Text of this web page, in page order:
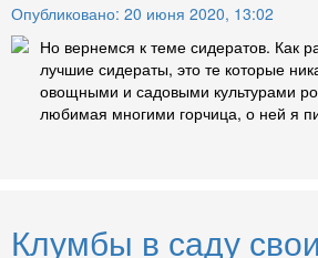
Опубликовано: 20 июня 2020, 13:02
Но вернемся к теме сидератов. Как
лучшие сидераты, это те которые
овощными и садовыми культурами
любимая многими горчица, о ней я
Клумбы в саду